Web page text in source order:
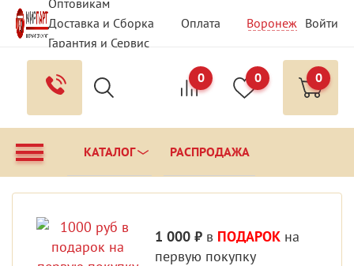
Оптовикам
Доставка и Сборка
Оплата
Гарантия и Сервис
Вопрос - Ответ
Контакты
Воронеж Войти
0 0 0
КАТАЛОГ РАСПРОДАЖА
1 000 ₽ в ПОДАРОК на
первую покупку